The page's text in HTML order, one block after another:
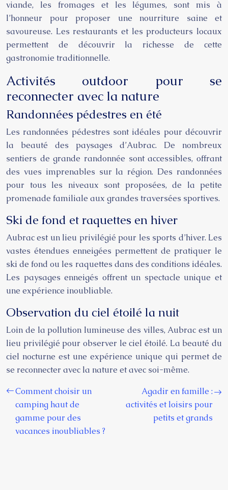
viande, les fromages et les légumes, sont mis à
l’honneur pour proposer une nourriture saine et
savoureuse. Les restaurants et les producteurs locaux
permettent de découvrir la richesse de cette
gastronomie traditionnelle.
Activités outdoor pour se
reconnecter avec la nature
Randonnées pédestres en été
Les randonnées pédestres sont idéales pour découvrir
la beauté des paysages d’Aubrac. De nombreux
sentiers de grande randonnée sont accessibles, offrant
des vues imprenables sur la région. Des randonnées
pour tous les niveaux sont proposées, de la petite
promenade familiale aux grandes traversées sportives.
Ski de fond et raquettes en hiver
Aubrac est un lieu privilégié pour les sports d’hiver. Les
vastes étendues enneigées permettent de pratiquer le
ski de fond ou les raquettes dans des conditions idéales.
Les paysages enneigés offrent un spectacle unique et
une expérience inoubliable.
Observation du ciel étoilé la nuit
Loin de la pollution lumineuse des villes, Aubrac est un
lieu privilégié pour observer le ciel étoilé. La beauté du
ciel nocturne est une expérience unique qui permet de
se reconnecter avec la nature et avec soi-même.
Comment choisir un
camping haut de
gamme pour des
vacances inoubliables ?
Agadir en famille :
activités et loisirs pour
petits et grands